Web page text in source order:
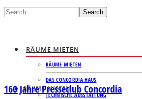
Search
RÄUME MIETEN
RÄUME MIETEN
DAS CONCORDIA HAUS
TECHNISCHE AUSSTATTUNG
RÄUME MIETEN
160 Jahre Presseclub Concordia